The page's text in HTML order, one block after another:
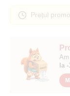
la -
Prețul